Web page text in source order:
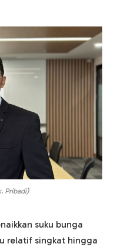
Pribadi)
suku bunga
relatif singkat hingga